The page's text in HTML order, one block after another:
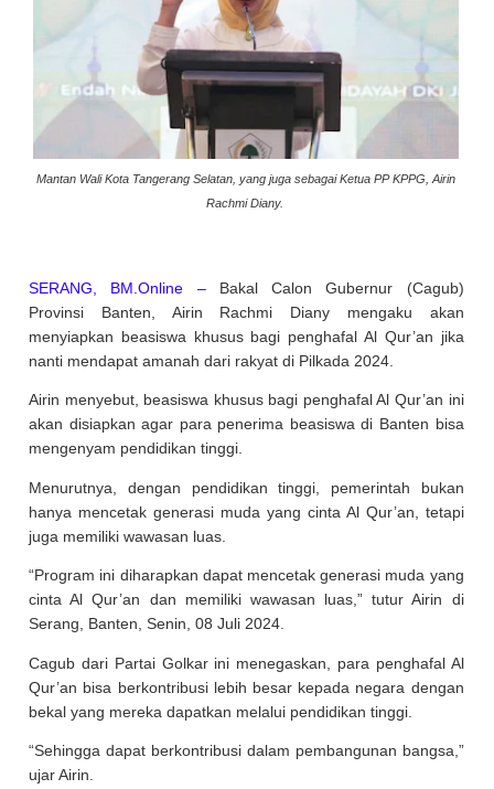
Mantan Wali Kota Tangerang Selatan, yang juga sebagai Ketua PP KPPG, Airin
Rachmi Diany.
SERANG, BM.Online –
Bakal Calon Gubernur (Cagub)
Provinsi Banten, Airin Rachmi Diany mengaku akan
menyiapkan beasiswa khusus bagi penghafal Al Qur’an jika
nanti mendapat amanah dari rakyat di Pilkada 2024.
Airin menyebut, beasiswa khusus bagi penghafal Al Qur’an ini
akan disiapkan agar para penerima beasiswa di Banten bisa
mengenyam pendidikan tinggi.
Menurutnya, dengan pendidikan tinggi, pemerintah bukan
hanya mencetak generasi muda yang cinta Al Qur’an, tetapi
juga memiliki wawasan luas.
“Program ini diharapkan dapat mencetak generasi muda yang
cinta Al Qur’an dan memiliki wawasan luas,” tutur Airin di
Serang, Banten, Senin, 08 Juli 2024.
Cagub dari Partai Golkar ini menegaskan, para penghafal Al
Qur’an bisa berkontribusi lebih besar kepada negara dengan
bekal yang mereka dapatkan melalui pendidikan tinggi.
“Sehingga dapat berkontribusi dalam pembangunan bangsa,”
ujar Airin.